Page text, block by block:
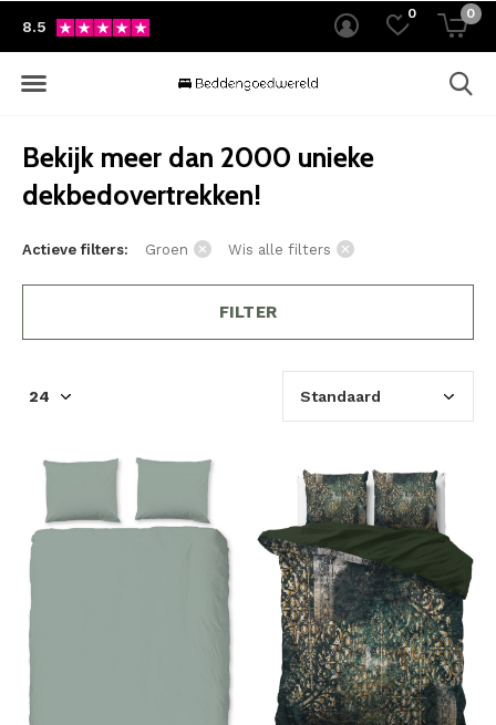
0 0
8.5
Bekijk meer dan 2000 unieke
dekbedovertrekken!
Actieve filters: Groen Wis alle filters
FILTER